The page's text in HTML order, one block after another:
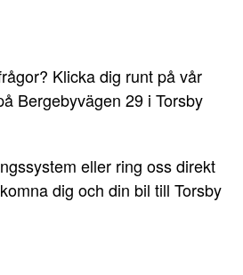
Klicka dig runt på vår
Bergebyvägen 29 i Torsby
eller ring oss direkt
dig och din bil till Torsby